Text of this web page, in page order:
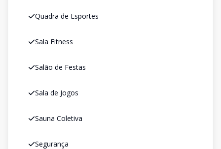
Quadra de Esportes
Sala Fitness
Salão de Festas
Sala de Jogos
Sauna Coletiva
Segurança